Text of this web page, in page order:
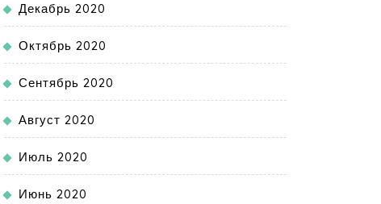
Декабрь 2020
Октябрь 2020
Сентябрь 2020
Август 2020
Июль 2020
Июнь 2020